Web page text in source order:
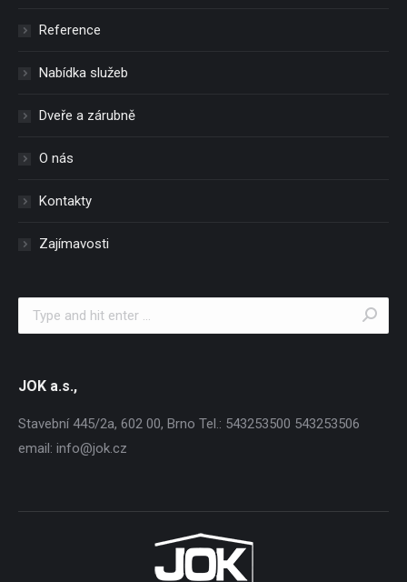
Reference
Nabídka služeb
Dveře a zárubně
O nás
Kontakty
Zajímavosti
Search:
JOK a.s.,
Stavební 445/2a, 602 00, Brno Tel.: 543253500 543253506
email: info@jok.cz